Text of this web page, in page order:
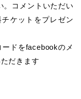
。コメントいただい
ケットをプレゼン
ドをfacebookのメ
だきます